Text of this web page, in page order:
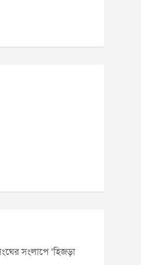
সংলাপে ‘হিজড়া